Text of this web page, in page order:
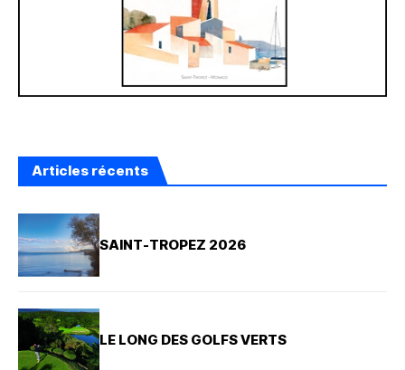
Articles récents
SAINT-TROPEZ 2026
LE LONG DES GOLFS VERTS